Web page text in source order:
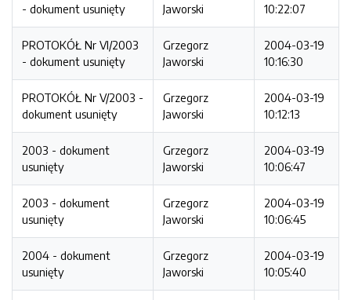
- dokument usunięty
Jaworski
10:22:07
PROTOKÓŁ Nr VI/2003
- dokument usunięty
Grzegorz
Jaworski
2004-03-19
10:16:30
PROTOKÓŁ Nr V/2003 -
dokument usunięty
Grzegorz
Jaworski
2004-03-19
10:12:13
2003 - dokument
usunięty
Grzegorz
Jaworski
2004-03-19
10:06:47
2003 - dokument
usunięty
Grzegorz
Jaworski
2004-03-19
10:06:45
2004 - dokument
usunięty
Grzegorz
Jaworski
2004-03-19
10:05:40